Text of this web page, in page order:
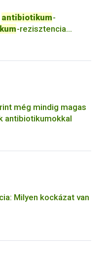
antibiotikum-
-rezisztencia
még mindig magas
antibiotikumokkal
Milyen kockázat van